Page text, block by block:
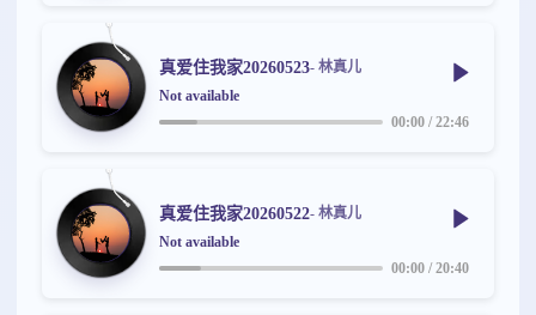
真爱住我家20260523- 林真儿
Not available
00:00 /22:46
真爱住我家20260522- 林真儿
Not available
00:00 /20:40